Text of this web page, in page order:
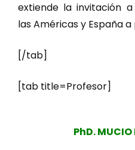
extiende la invitación
las Américas y España
[/tab]
[tab title=Profesor]
PhD. MUCIO